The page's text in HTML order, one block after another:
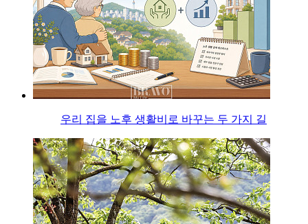
우리 집을 노후 생활비로 바꾸는 두 가지 길